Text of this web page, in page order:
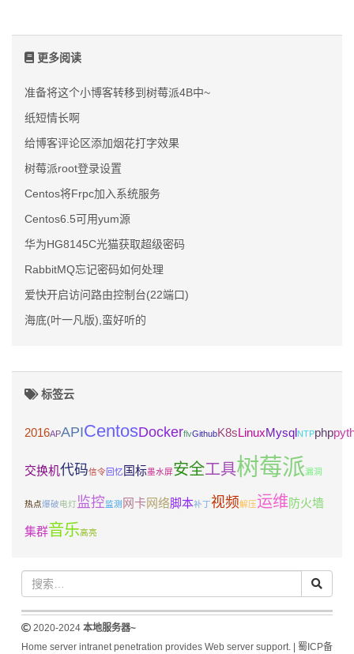
更多阅读
准备将这个小博客转移到树莓派4B中~
纸短情长啊
给博客评论区添加烟花打字效果
树莓派root登录设置
Centos将Frpc加入系统服务
Centos6.5可用yum源
华为HG8145C光猫获取超级密码
RabbitMQ忘记密码如何处理
爱快开启访问路由控制台(22端口)
海底(叶一凡版),蛮好听的
标签云
2016APAPICentosDockerflvGithubK8sLinuxMysqlNTPphp
交换机代码信令 回忆 国标墨水屏安全工具树莓派漏洞
热点爆破电灯 监控监测 网卡网络脚本补丁视频解压运维防火墙
集群音乐高亮
2020-2024 本地服务器~
Home server intranet penetration provides Web server support. | 蜀ICP备